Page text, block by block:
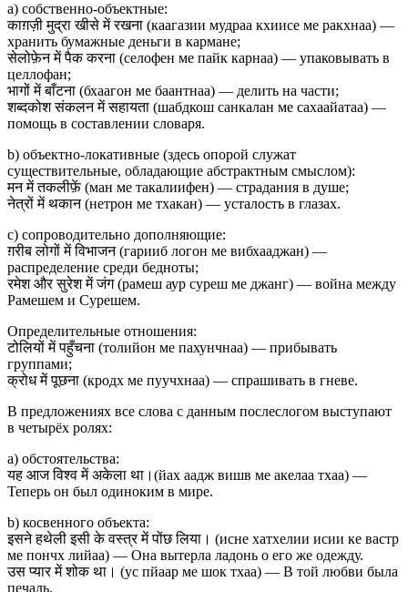
a) собственно-объектные:
काग़ज़ी मुद्रा खीसे में रखना (каагазии мудраа кхиисе ме ракхнаа) —
хранить бумажные деньги в кармане;
सेलोफ़ेन में पैक करना (селофен ме пайк карнаа) — упаковывать в
целлофан;
भागों में बाँटना (бхаагон ме баантнаа) — делить на части;
शब्दकोश संकलन में सहायता (шабдкош санкалан ме сахаайатаа) —
помощь в составлении словаря.
b) объектно-локативные (здесь опорой служат
существительные, обладающие абстрактным смыслом):
मन में तकलीफ़ें (ман ме такалиифен) — страдания в душе;
नेत्रों में थकान (нетрон ме тхакан) — усталость в глазах.
c) сопроводительно дополняющие:
ग़रीब लोगों में विभाजन (гарииб логон ме вибхааджан) —
распределение среди бедноты;
रमेश और सुरेश में जंग (рамеш аур суреш ме джанг) — война между
Рамешем и Сурешем.
Определительные отношения:
टोलियों में पहुँचना (толийон ме пахунчнаа) — прибывать
группами;
क्रोध में पूछना (кродх ме пуучхнаа) — спрашивать в гневе.
В предложениях все слова с данным послеслогом выступают
в четырёх ролях:
a) обстоятельства:
यह आज विश्व में अकेला था।(йах аадж вишв ме акелаа тхаа) —
Теперь он был одиноким в мире.
b) косвенного объекта:
इसने हथेली इसी के वस्त्र में पोंछ लिया। (исне хатхелии исии ке вастр
ме пончх лийаа) — Она вытерла ладонь о его же одежду.
उस प्यार में शोक था। (ус пйаар ме шок тхаа) — В той любви была
печаль.